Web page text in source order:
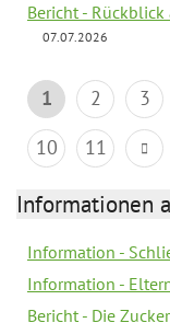
Bericht -
07.07.2026
1 2 3
10
11
Informationen
Information -
Information -
Bericht - Die